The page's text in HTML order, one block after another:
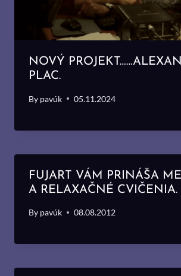
NOVÝ
PLAC.
By pavúk 05.11.2024
FUJART VÁM PRINÁŠA
A RELAXAČNÉ CVIČENIA.
By pavúk 08.08.2012